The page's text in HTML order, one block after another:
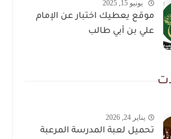
يونيو 15, 2025
موقع يعطيك اختبار عن الإمام
علي بن أبي طالب
يناير 24, 2026
تحميل لعبة المدرسة المرعبة